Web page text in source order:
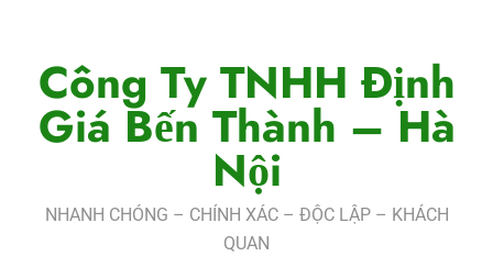
contentCông Ty TNHH Định
Giá Bến Thành – Hà
Nội
NHANH CHÓNG – CHÍNH XÁC – ĐỘC LẬP – KHÁCH
QUAN